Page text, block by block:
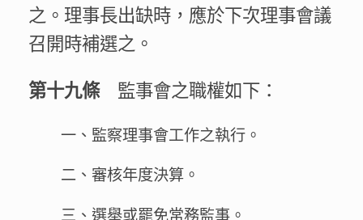
之。理事長出缺時，應於下次理事會議
召開時補選之。
第十九條監事會之職權如下：
一、監察理事會工作之執行。
二、審核年度決算。
三、選舉或罷免常務監事。